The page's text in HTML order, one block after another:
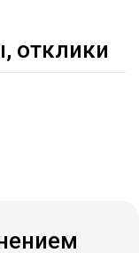
отклики